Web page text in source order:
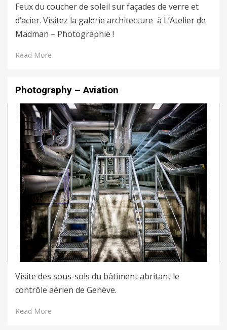
Feux du coucher de soleil sur façades de verre et
d’acier. Visitez la galerie architecture à L’Atelier de
Madman – Photographie !
Read More
Photography – Aviation
Visite des sous-sols du bâtiment abritant le
contrôle aérien de Genève.
Read More